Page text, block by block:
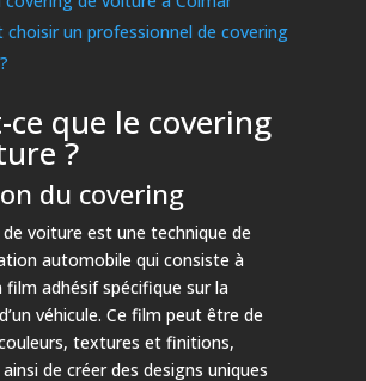
choisir un professionnel de covering
ce que le covering
?
du covering
voiture est une technique de
automobile qui consiste à
film adhésif spécifique sur la
véhicule. Ce film peut être de
textures et finitions,
de créer des designs uniques